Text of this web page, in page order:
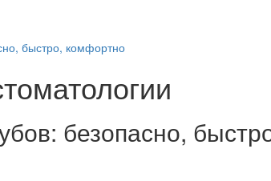
быстро, комфортно
безопасно,